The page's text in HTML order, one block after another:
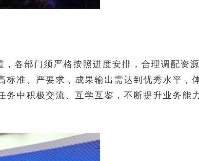
各部门须严格按照进度安排，合理调配资
准、严要求，成果输出需达到优秀水平，
中积极交流、互学互鉴，不断提升业务能